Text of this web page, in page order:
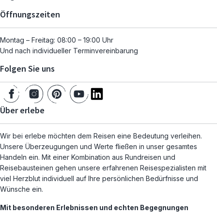
Öffnungszeiten
Montag – Freitag: 08:00 – 19:00 Uhr
Und nach individueller Terminvereinbarung
Folgen Sie uns
Über erlebe
Wir bei erlebe möchten dem Reisen eine Bedeutung verleihen.
Unsere Überzeugungen und Werte fließen in unser gesamtes
Handeln ein. Mit einer Kombination aus Rundreisen und
Reisebausteinen gehen unsere erfahrenen Reisespezialisten mit
viel Herzblut individuell auf Ihre persönlichen Bedürfnisse und
Wünsche ein.
Mit besonderen Erlebnissen und echten Begegnungen